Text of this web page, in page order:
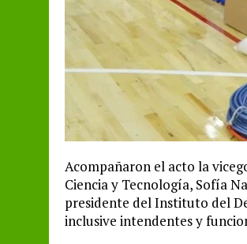
Acompañaron el acto la
Ciencia y Tecnología, Sofía
presidente del Instituto del
inclusive intendentes y